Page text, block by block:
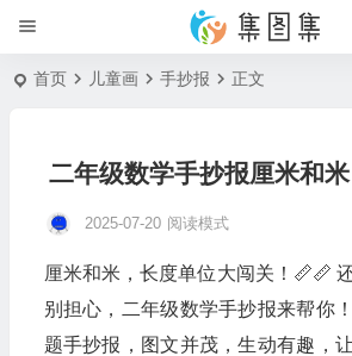
首页 儿童画 手抄报 正文
二年级数学手抄报厘米和米
2025-07-20 阅读模式
厘米和米，长度单位大闯关！📏📏
别担心，二年级数学手抄报来帮你
题手抄报，图文并茂，生动有趣，